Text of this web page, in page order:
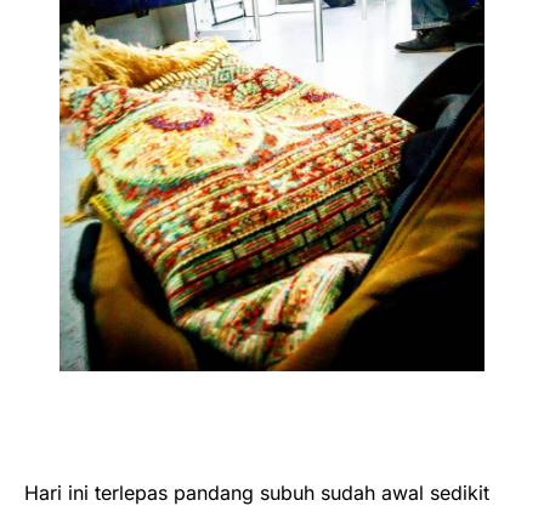
Hari ini terlepas pandang subuh sudah awal sedikit